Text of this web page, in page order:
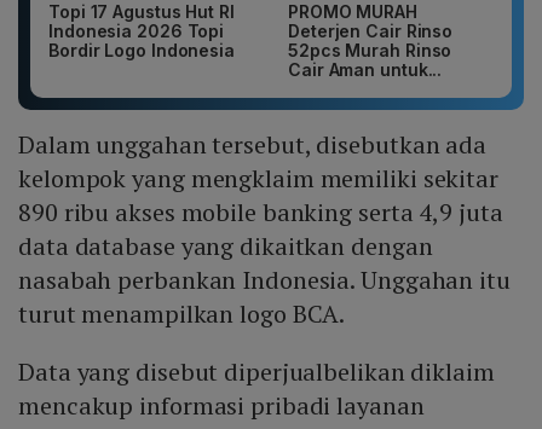
Topi 17 Agustus Hut RI
Indonesia 2026 Topi
Bordir Logo Indonesia
PROMO MURAH
Deterjen Cair Rinso
52pcs Murah Rinso
Cair Aman untuk...
Dalam unggahan tersebut, disebutkan ada
kelompok yang mengklaim memiliki sekitar
890 ribu akses mobile banking serta 4,9 juta
data database yang dikaitkan dengan
nasabah perbankan Indonesia. Unggahan itu
turut menampilkan logo BCA.
Data yang disebut diperjualbelikan diklaim
mencakup informasi pribadi layanan